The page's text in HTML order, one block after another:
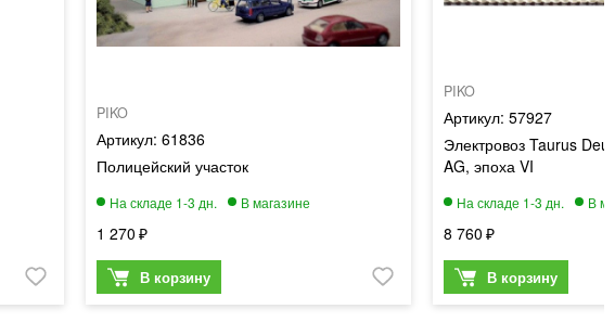
PIKO
61836
Полицейский участок
1 270
PIKO
57927
Электровоз Taurus
AG, эпоха VI
8 760